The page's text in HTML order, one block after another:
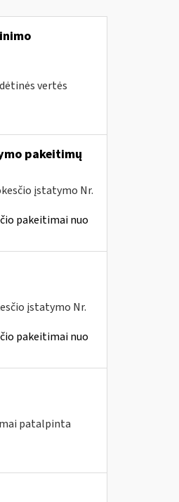
vertės
pakeitimų
įstatymo Nr.
pakeitimai nuo
įstatymo Nr.
pakeitimai nuo
patalpinta